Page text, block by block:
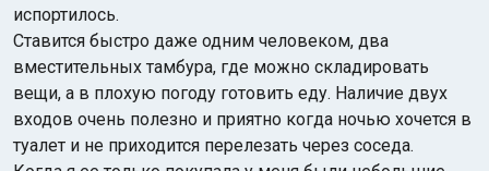
испортилось.
Ставится быстро даже одним человеком, два
вместительных тамбура, где можно складировать
вещи, а в плохую погоду готовить еду. Наличие двух
входов очень полезно и приятно когда ночью хочется в
туалет и не приходится перелезать через соседа.